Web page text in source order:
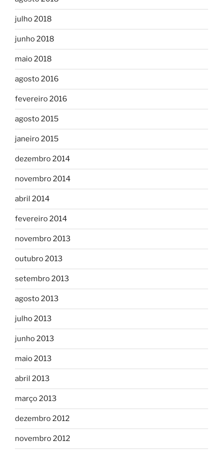
julho 2018
junho 2018
maio 2018
agosto 2016
fevereiro 2016
agosto 2015
janeiro 2015
dezembro 2014
novembro 2014
abril 2014
fevereiro 2014
novembro 2013
outubro 2013
setembro 2013
agosto 2013
julho 2013
junho 2013
maio 2013
abril 2013
março 2013
dezembro 2012
novembro 2012